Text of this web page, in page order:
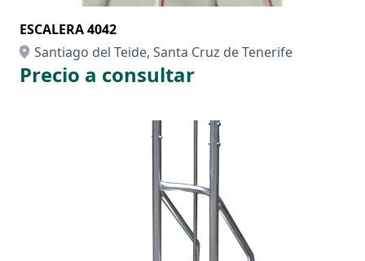
ESCALERA 4042
Santiago del Teide, Santa Cruz de Tenerife
Precio a consultar